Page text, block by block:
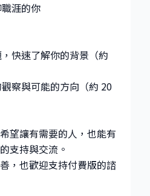
涯的你
快速了解你的背景（約
察與可能的方向（約 20
望讓有需要的人，也能有
支持與交流。
，也歡迎支持付費版的諮